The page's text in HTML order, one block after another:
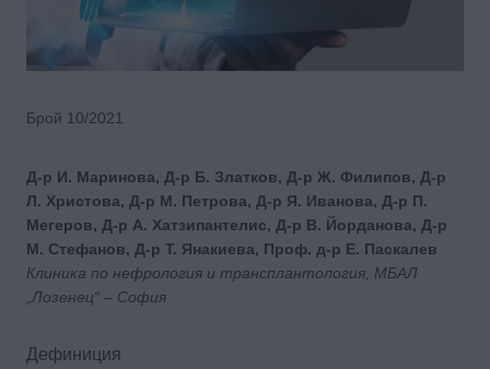
Брой 10/2021
Д-р И. Маринова, Д-р Б. Златков, Д-р Ж. Филипов, Д-р
Л. Христова, Д-р М. Петрова, Д-р Я. Иванова, Д-р П.
Мегеров, Д-р А. Хатзипантелис, Д-р В. Йорданова, Д-р
М. Стефанов, Д-р Т. Янакиева, Проф. д-р Е. Паскалев
Клиника по нефрология и трансплантология, МБАЛ
„Лозенец“ – София
Дефиниция